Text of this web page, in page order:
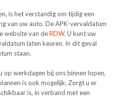
is het verstandig om tijdig een
van uw auto. De APK-vervaldatum
website van deRDW. U kunt uw
laten keuren. In dit geval
staan.
op werkdagen bij ons binnen lopen,
is ook mogelijk. Zorgt u er
is, in verband met een